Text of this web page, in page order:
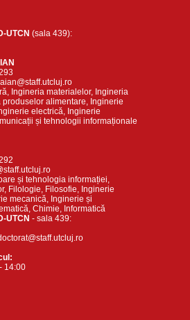
UTCN (sala 439):
Ingineria materialelor, Ingineria
alimentare, Inginerie
electrică, Inginerie
și tehnologii informaționale
și tehnologia informației,
Filologie, Filosofie, Inginerie
mecanică, Inginerie și
Chimie, Informatică
UTCN - sala 439:
14:00